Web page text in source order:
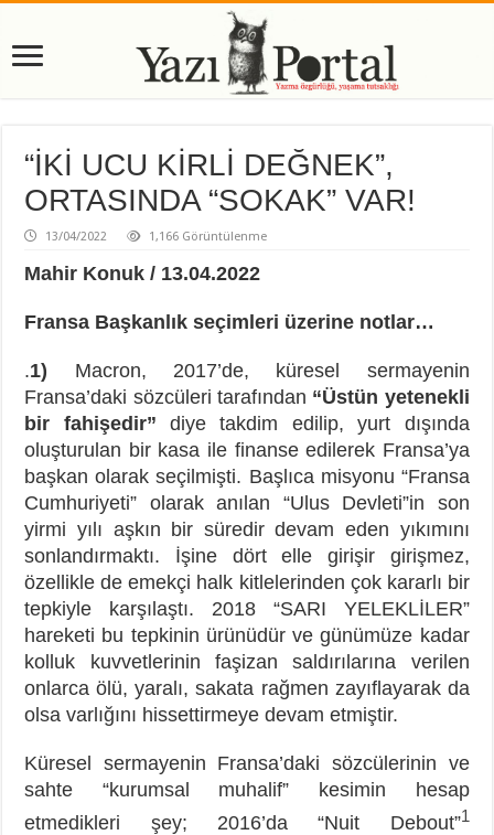
“İKİ UCU KİRLİ DEĞNEK”,
ORTASINDA “SOKAK” VAR!
13/04/2022 1,166 Görüntülenme
Mahir Konuk / 13.04.2022
Fransa Başkanlık seçimleri üzerine notlar…
.1) Macron, 2017’de, küresel sermayenin
Fransa’daki sözcüleri tarafından “Üstün yetenekli
bir fahişedir” diye takdim edilip, yurt dışında
oluşturulan bir kasa ile finanse edilerek Fransa’ya
başkan olarak seçilmişti. Başlıca misyonu “Fransa
Cumhuriyeti” olarak anılan “Ulus Devleti”in son
yirmi yılı aşkın bir süredir devam eden yıkımını
sonlandırmaktı. İşine dört elle girişir girişmez,
özellikle de emekçi halk kitlelerinden çok kararlı bir
tepkiyle karşılaştı. 2018 “SARI YELEKLİLER”
hareketi bu tepkinin ürünüdür ve günümüze kadar
kolluk kuvvetlerinin faşizan saldırılarına verilen
onlarca ölü, yaralı, sakata rağmen zayıflayarak da
olsa varlığını hissettirmeye devam etmiştir.
Küresel sermayenin Fransa’daki sözcülerinin ve
sahte “kurumsal muhalif” kesimin hesap
etmedikleri şey; 2016’da “Nuit Debout”1